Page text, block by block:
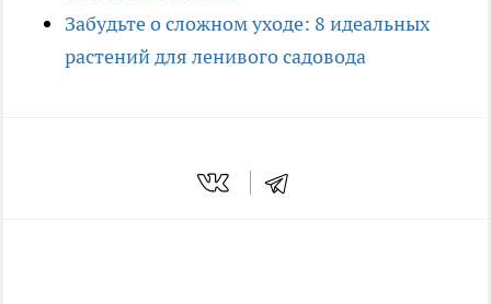
Забудьте о сложном уходе: 8 идеальных
растений для ленивого садовода